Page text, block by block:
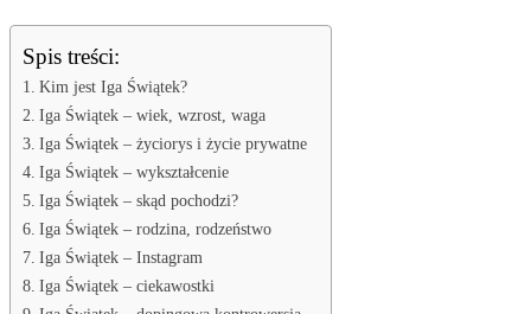
Spis treści:
Kim jest Iga Świątek?
Iga Świątek – wiek, wzrost, waga
Iga Świątek – życiorys i życie prywatne
Iga Świątek – wykształcenie
Iga Świątek – skąd pochodzi?
Iga Świątek – rodzina, rodzeństwo
Iga Świątek – Instagram
Iga Świątek – ciekawostki